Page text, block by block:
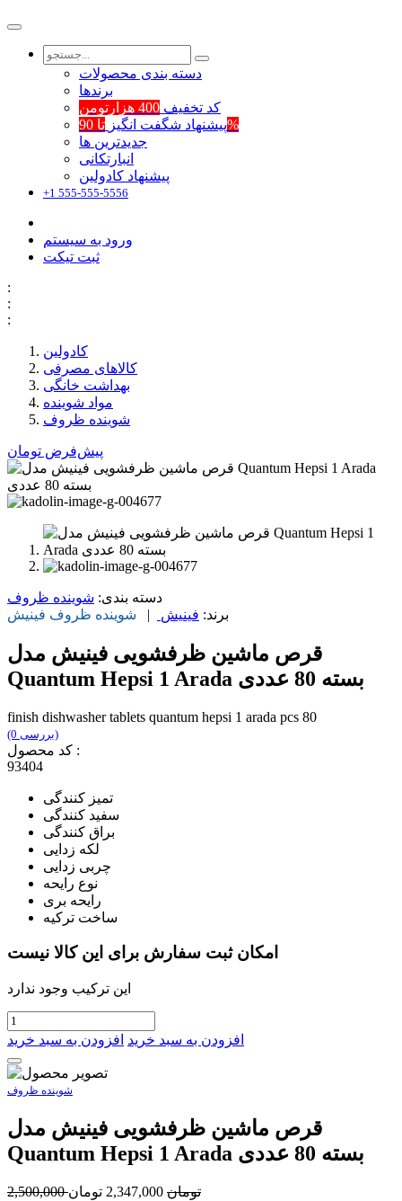
دسته بندی محصولات
برند‌ها
کد تخفیف 400 هزارتومن
پیشنهاد شگفت انگیزتا 90%
جدیدترین ها
انبارتکانی
پیشنهاد کادولین
+1 555-555-5556
ورود به سیستم
ثبت تیکت
:
:
:
کادولین
کالاهای مصرفی
بهداشت خانگی
مواد شوینده
شوینده ظروف
پیش‌فرض تومان
دسته بندی: شوینده ظروف
برند: فینیش | شوینده ظروف فینیش
قرص ماشین ظرفشویی فینیش مدل
Quantum Hepsi 1 Arada بسته 80 عددی
finish dishwasher tablets quantum hepsi 1 arada pcs 80
(0 بررسی)
کد محصول :
93404
تمیز کنندگی
سفید کنندگی
براق کنندگی
لکه زدایی
چربی زدایی
نوع رایحه
رایحه بری
ساخت ترکیه
امکان ثبت سفارش برای این کالا نیست
این ترکیب وجود ندارد
افزودن به سبد خرید افزودن به سبد خرید
شوینده ظروف
قرص ماشین ظرفشویی فینیش مدل
Quantum Hepsi 1 Arada بسته 80 عددی
2,500,000 تومان 2,347,000 تومان